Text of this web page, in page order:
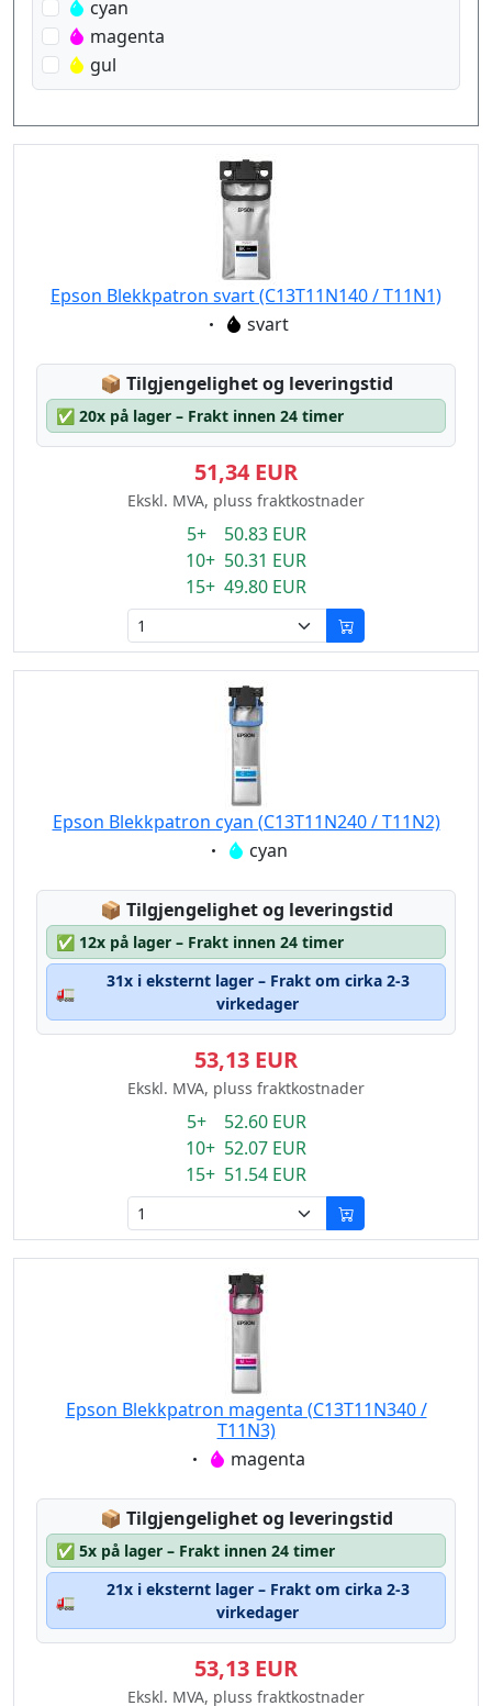
cyan
magenta
gul
Epson Blekkpatron svart (C13T11N140 / T11N1)
Eigenschaft:
svart
📦 Lagerstatus:
Tilgjengelighet og leveringstid
✅ 20x på lager – Frakt innen 24 timer
51,34 EUR
Ekskl. MVA, pluss fraktkostnader
5+ 50.83 EUR
10+ 50.31 EUR
15+ 49.80 EUR
Epson Blekkpatron cyan (C13T11N240 / T11N2)
Eigenschaft:
cyan
📦 Lagerstatus:
Tilgjengelighet og leveringstid
✅ 12x på lager – Frakt innen 24 timer
🚛
31x i eksternt lager – Frakt om cirka 2-3
virkedager
53,13 EUR
Ekskl. MVA, pluss fraktkostnader
5+ 52.60 EUR
10+ 52.07 EUR
15+ 51.54 EUR
Epson Blekkpatron magenta (C13T11N340 /
T11N3)
Eigenschaft:
magenta
📦 Lagerstatus:
Tilgjengelighet og leveringstid
✅ 5x på lager – Frakt innen 24 timer
🚛
21x i eksternt lager – Frakt om cirka 2-3
virkedager
53,13 EUR
Ekskl. MVA, pluss fraktkostnader